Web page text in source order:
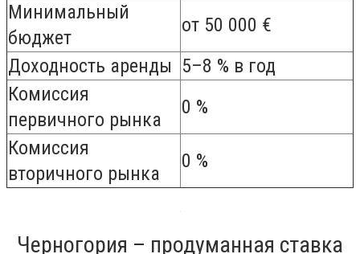
Минимальный
бюджет
от 50 000 €
Доходность аренды 5–8 % в год
Комиссия
первичного рынка
0 %
Комиссия
вторичного рынка
0 %
Черногория – продуманная ставка